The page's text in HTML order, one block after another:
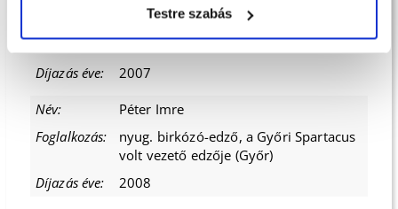
Testre szabás
Sosztarich András, Soproni Modellező
Klub (Sopron)
2007
Péter Imre
nyug. birkózó-edző, a Győri Spartacus
volt vezető edzője (Győr)
2008